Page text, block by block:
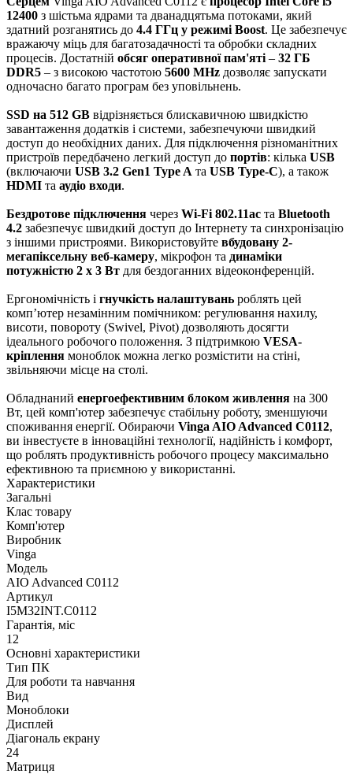
12400 з шістьма ядрами та дванадцятьма потоками, який
здатний розганятись до 4.4 ГГц у режимі Boost. Це забезпечує
вражаючу міць для багатозадачності та обробки складних
процесів. Достатній обсяг оперативної пам'яті – 32 ГБ
DDR5 – з високою частотою 5600 MHz дозволяє запускати
одночасно багато програм без уповільнень.
SSD на 512 GB відрізняється блискавичною швидкістю
завантаження додатків і системи, забезпечуючи швидкий
доступ до необхідних даних. Для підключення різноманітних
пристроїв передбачено легкий доступ до портів: кілька USB
(включаючи USB 3.2 Gen1 Type A та USB Type-C), а також
HDMI та аудіо входи.
Бездротове підключення через Wi-Fi 802.11ac та Bluetooth
4.2 забезпечує швидкий доступ до Інтернету та синхронізацію
з іншими пристроями. Використовуйте вбудовану 2-
мегапіксельну веб-камеру, мікрофон та динаміки
потужністю 2 x 3 Вт для бездоганних відеоконференцій.
Ергономічність і гнучкість налаштувань роблять цей
комп’ютер незамінним помічником: регулювання нахилу,
висоти, повороту (Swivel, Pivot) дозволяють досягти
ідеального робочого положення. З підтримкою VESA-
кріплення моноблок можна легко розмістити на стіні,
звільняючи місце на столі.
Обладнаний енергоефективним блоком живлення на 300
Вт, цей комп'ютер забезпечує стабільну роботу, зменшуючи
споживання енергії. Обираючи Vinga AIO Advanced C0112,
ви інвестуєте в інноваційні технології, надійність і комфорт,
що роблять продуктивність робочого процесу максимально
ефективною та приємною у використанні.
Характеристики
Загальні
Клас товару
Комп'ютер
Виробник
Vinga
Модель
AIO Advanced C0112
Артикул
I5M32INT.C0112
Гарантія, міс
12
Основні характеристики
Тип ПК
Для роботи та навчання
Вид
Моноблоки
Дисплей
Діагональ екрану
24
Матриця